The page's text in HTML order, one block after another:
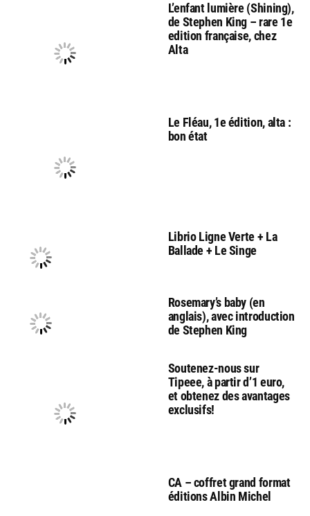
L’enfant lumière (Shining),
de Stephen King – rare 1e
edition française, chez
Alta
Le Fléau, 1e édition, alta :
bon état
Librio Ligne Verte + La
Ballade + Le Singe
Rosemary’s baby (en
anglais), avec introduction
de Stephen King
Soutenez-nous sur
Tipeee, à partir d’1 euro,
et obtenez des avantages
exclusifs!
CA – coffret grand format
éditions Albin Michel